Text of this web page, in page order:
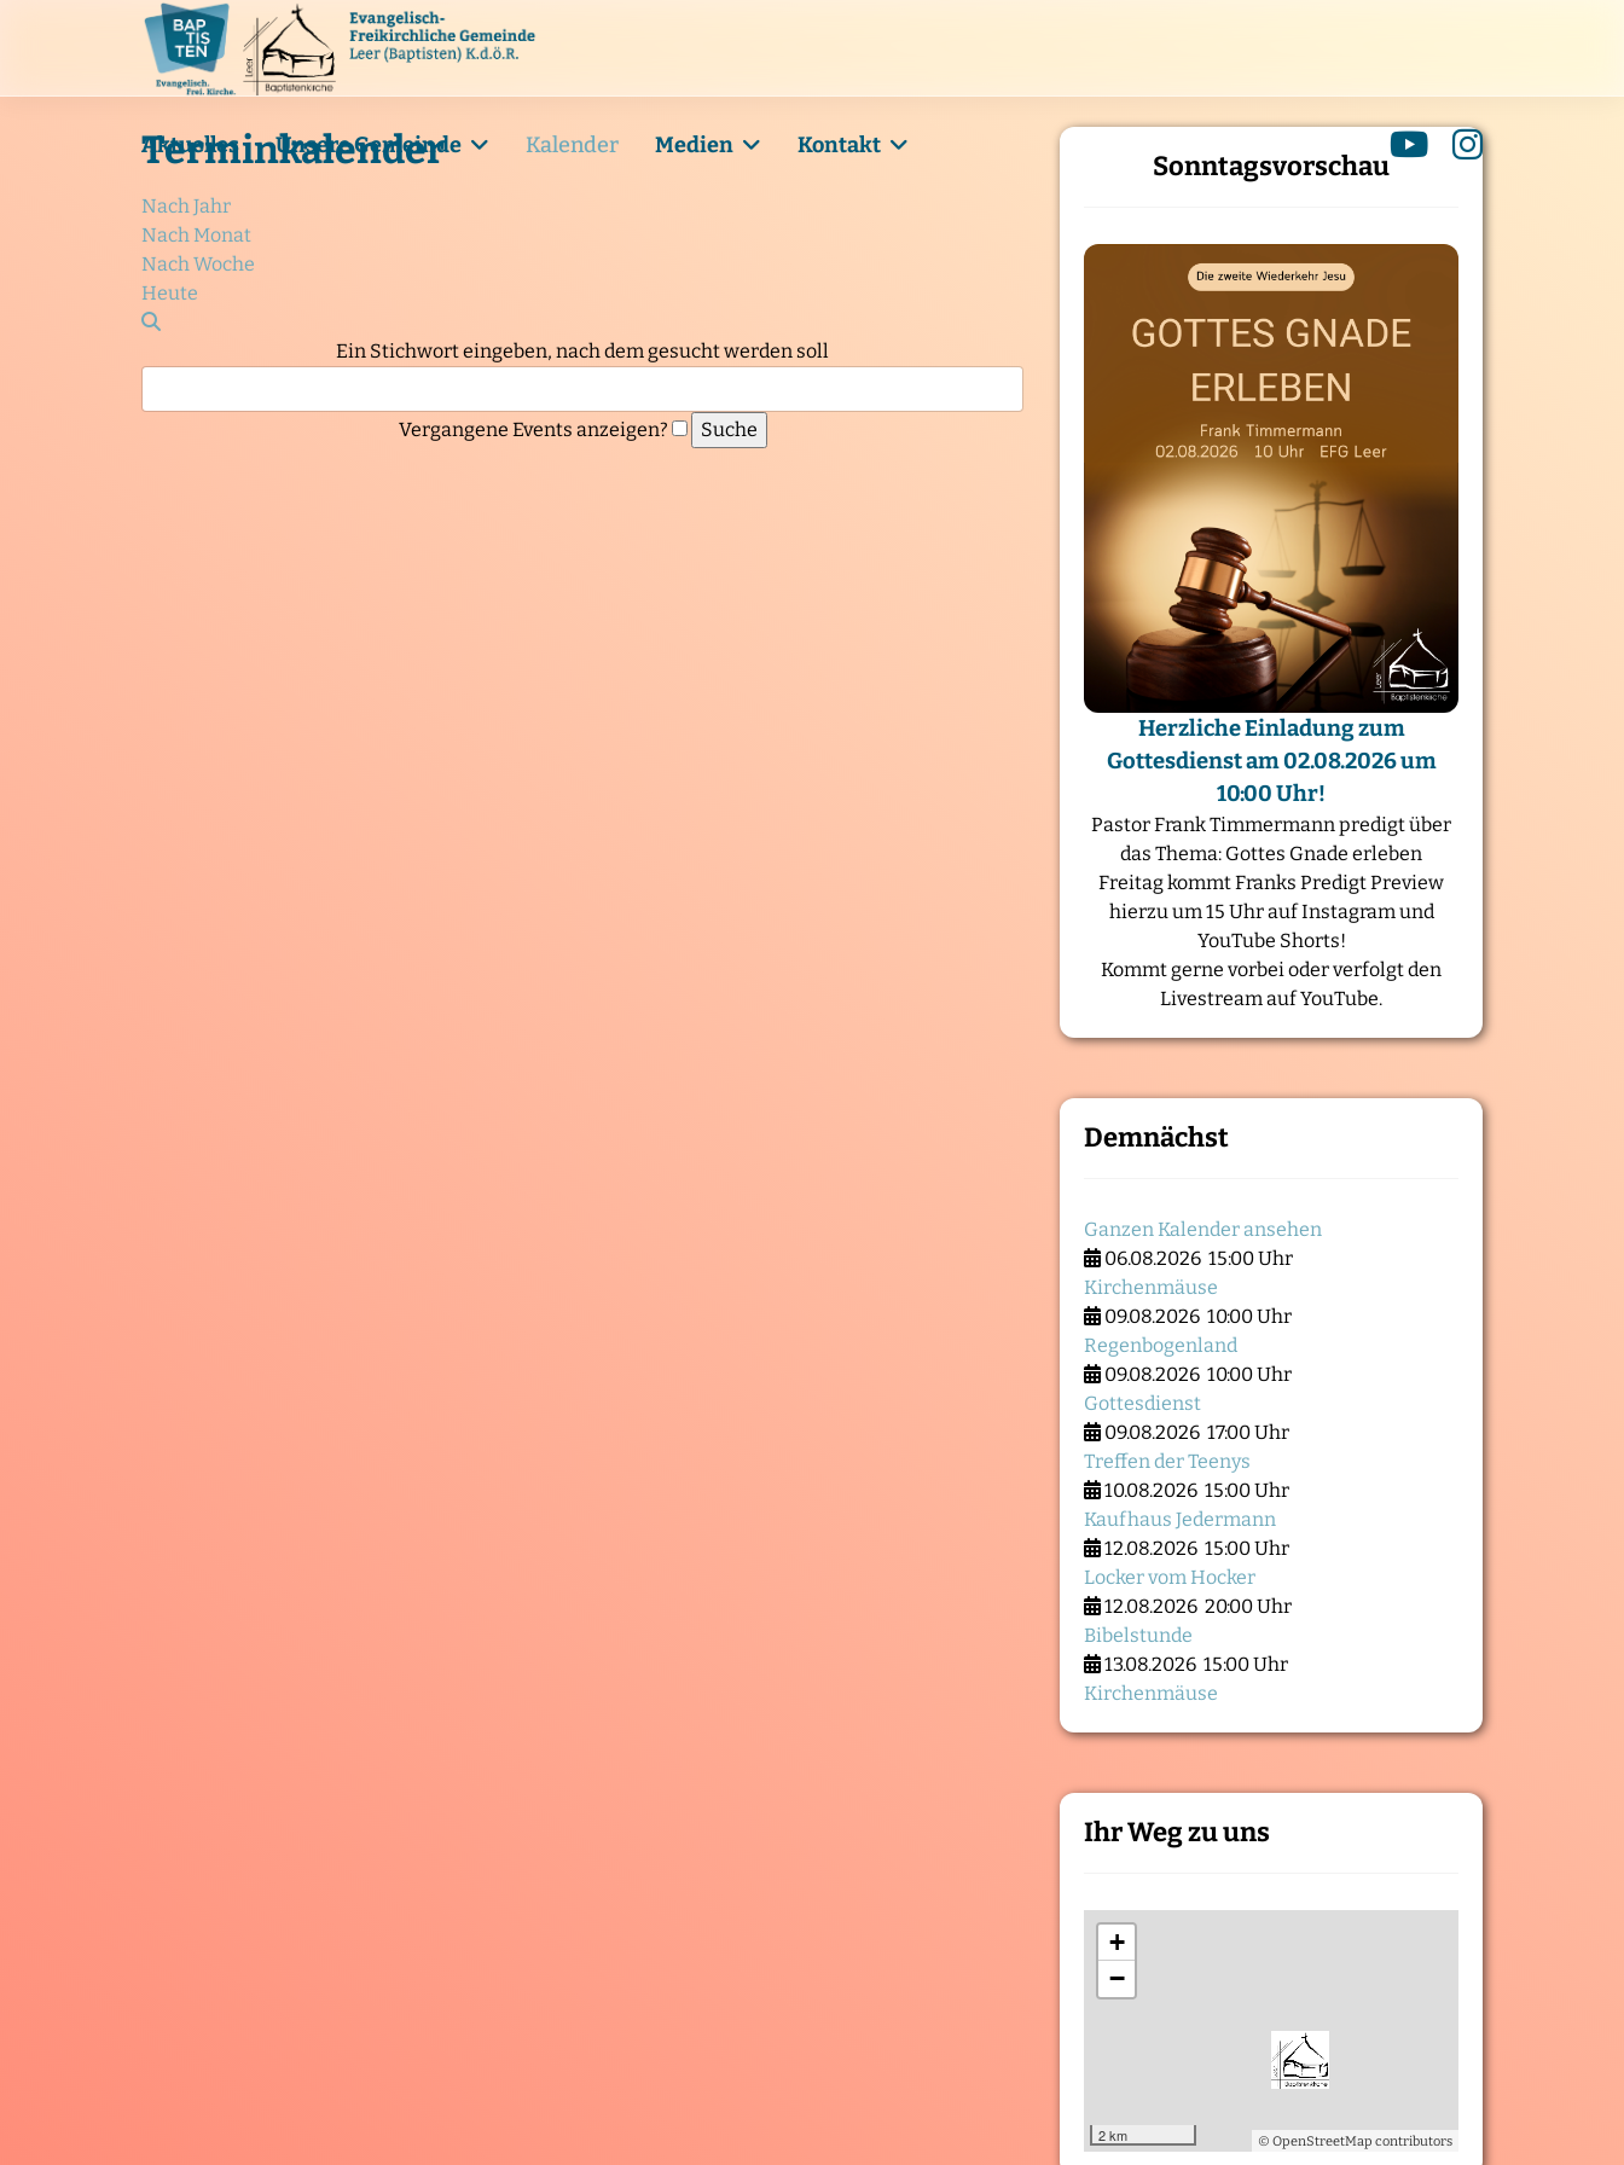
Aktuelles Unsere Gemeinde Kalender Medien Kontakt
Terminkalender
Nach Jahr
Nach Monat
Nach Woche
Heute
Ein Stichwort eingeben, nach dem gesucht werden soll
Vergangene Events anzeigen?
Sonntagsvorschau
Herzliche Einladung zum
Gottesdienst am 02.08.2026 um
10:00 Uhr!
Pastor Frank Timmermann predigt über
das Thema: Gottes Gnade erleben
Freitag kommt Franks Predigt Preview
hierzu um 15 Uhr auf Instagram und
YouTube Shorts!
Kommt gerne vorbei oder verfolgt den
Livestream auf YouTube.
Demnächst
Ganzen Kalender ansehen
06.08.2026 15:00 Uhr
Kirchenmäuse
09.08.2026 10:00 Uhr
Regenbogenland
09.08.2026 10:00 Uhr
Gottesdienst
09.08.2026 17:00 Uhr
Treffen der Teenys
10.08.2026 15:00 Uhr
Kaufhaus Jedermann
12.08.2026 15:00 Uhr
Locker vom Hocker
12.08.2026 20:00 Uhr
Bibelstunde
13.08.2026 15:00 Uhr
Kirchenmäuse
Ihr Weg zu uns
+
−
2 km © OpenStreetMap contributors